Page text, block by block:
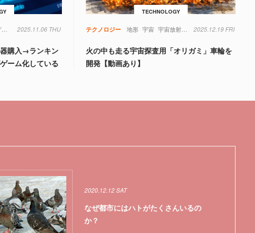
ドローン ランキング ロシア 軍事
2025.11.06 THU
購入→ランキン
ーム化している
TECHNOLOGY
テクノロジー 地形 宇宙 宇宙放射線 実験 月 材料 炎
2025.12.19 FRI
火の中も走る宇宙探査用「オリガミ」車輪を
開発【動画あり】
2020.12.12 SAT
なぜ都市にはハトがたくさんいるの
か？